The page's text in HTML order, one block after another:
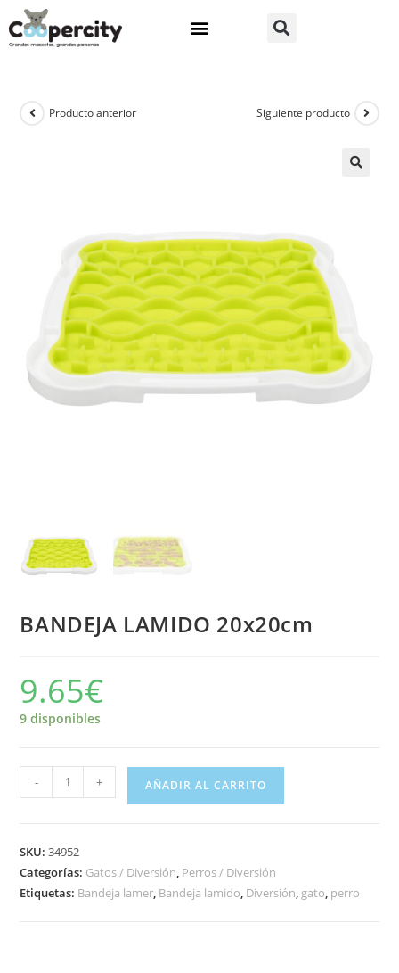
Producto anterior Siguiente producto
BANDEJA LAMIDO 20x20cm
9.65€
9 disponibles
- + AÑADIR AL CARRITO
SKU:34952
Categorías: Gatos / Diversión, Perros / Diversión
Etiquetas: Bandeja lamer, Bandeja lamido, Diversión, gato, perro